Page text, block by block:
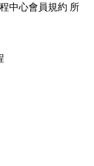
中心會員規約 所